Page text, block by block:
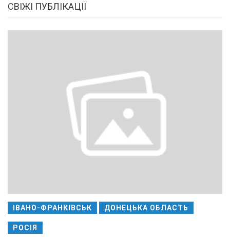
СВІЖІ ПУБЛІКАЦІЇ
ІВАНО-ФРАНКІВСЬК ДОНЕЦЬКА ОБЛАСТЬ
РОСІЯ